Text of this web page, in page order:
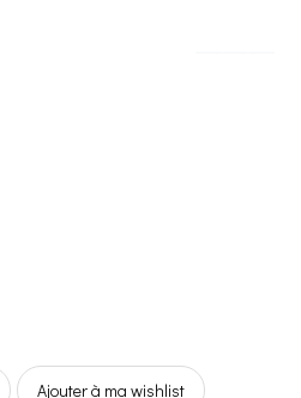
Ajouter à ma wishlist